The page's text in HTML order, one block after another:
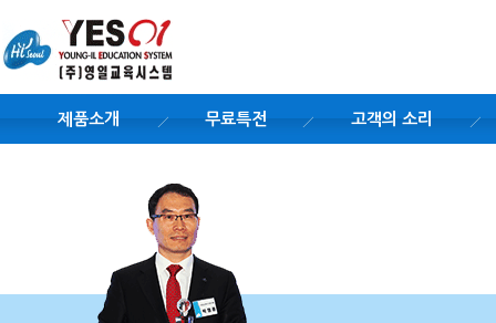
제품소개 무료특전 고객의 소리